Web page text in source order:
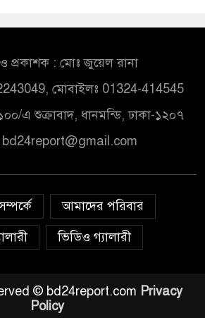
প্রকাশক : মোঃ জুয়েল রানা
মোবাইলঃ 01324-414545
এ শুক্রাবাদ, ধানমন্ডি, ঢাকা-১২০৭
bd24report@gmail.com
আমাদের পরিবার
ভিডিও গ্যালারী
© bd24report.com Privacy
Policy